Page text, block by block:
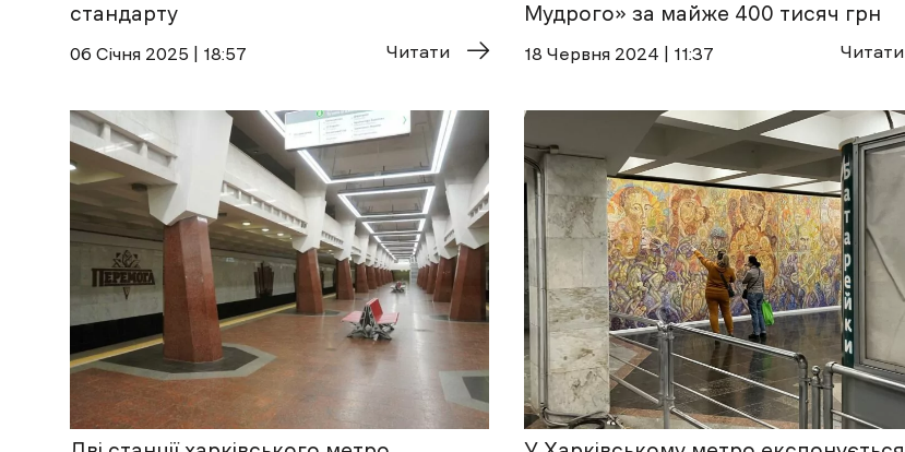
стандарту
06 Січня 2025 | 18:57 Читати
Мудрого» за майже 400 тисяч грн
18 Червня 2024 | 11:37 Читати